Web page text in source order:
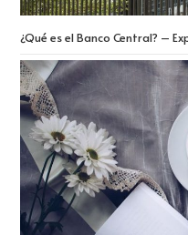
¿Qué es el Banco Central? –